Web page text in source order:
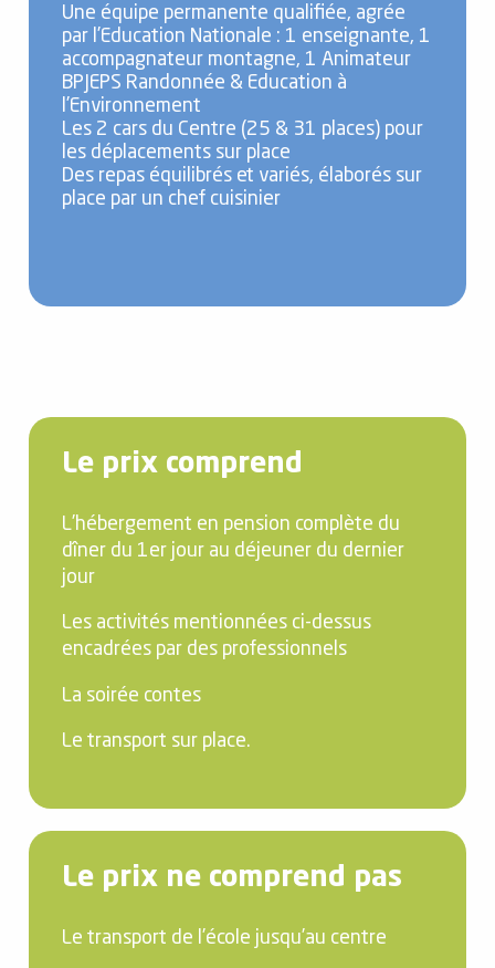
Une équipe permanente qualifiée, agrée
par l’Education Nationale : 1 enseignante, 1
accompagnateur montagne, 1 Animateur
BPJEPS Randonnée & Education à
l’Environnement
Les 2 cars du Centre (25 & 31 places) pour
les déplacements sur place
Des repas équilibrés et variés, élaborés sur
place par un chef cuisinier
Le prix comprend
L’hébergement en pension complète du
dîner du 1er jour au déjeuner du dernier
jour
Les activités mentionnées ci-dessus
encadrées par des professionnels
La soirée contes
Le transport sur place.
Le prix ne comprend pas
Le transport de l’école jusqu’au centre